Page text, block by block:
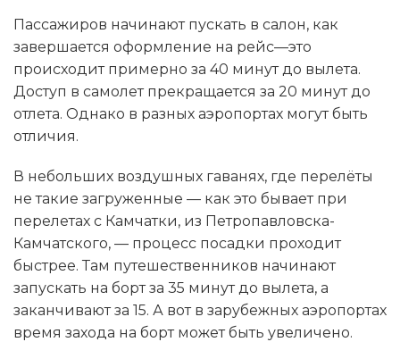
Пассажиров начинают пускать в салон, как
завершается оформление на рейс—это
происходит примерно за 40 минут до вылета.
Доступ в самолет прекращается за 20 минут до
отлета. Однако в разных аэропортах могут быть
отличия.
В небольших воздушных гаванях, где перелёты
не такие загруженные — как это бывает при
перелетах с Камчатки, из Петропавловска-
Камчатского, — процесс посадки проходит
быстрее. Там путешественников начинают
запускать на борт за 35 минут до вылета, а
заканчивают за 15. А вот в зарубежных аэропортах
время захода на борт может быть увеличено.